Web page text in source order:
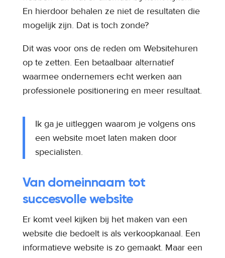
En hierdoor behalen ze niet de resultaten die
mogelijk zijn. Dat is toch zonde?
Dit was voor ons de reden om Websitehuren
op te zetten. Een betaalbaar alternatief
waarmee ondernemers echt werken aan
professionele positionering en meer resultaat.
Ik ga je uitleggen waarom je volgens ons
een website moet laten maken door
specialisten.
Van domeinnaam tot
succesvolle website
Er komt veel kijken bij het maken van een
website die bedoelt is als verkoopkanaal. Een
informatieve website is zo gemaakt. Maar een